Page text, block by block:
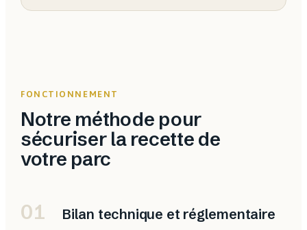
FONCTIONNEMENT
Notre méthode pour
sécuriser la recette de
votre parc
01 Bilan technique et réglementaire